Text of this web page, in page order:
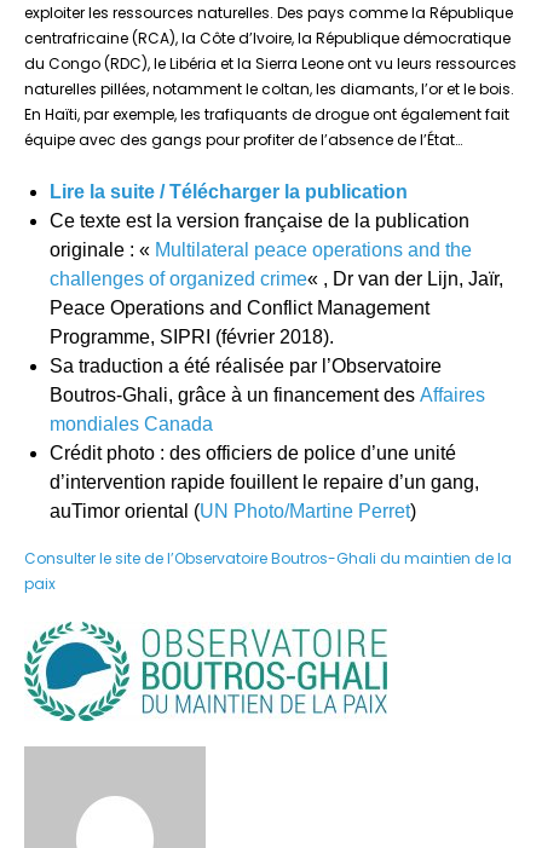
exploiter les ressources naturelles. Des pays comme la République
centrafricaine (RCA), la Côte d’Ivoire, la République démocratique
du Congo (RDC), le Libéria et la Sierra Leone ont vu leurs ressources
naturelles pillées, notamment le coltan, les diamants, l’or et le bois.
En Haïti, par exemple, les trafiquants de drogue ont également fait
équipe avec des gangs pour profiter de l’absence de l’État…
Lire la suite / Télécharger la publication
Ce texte est la version française de la publication
originale : « Multilateral peace operations and the
challenges of organized crime« , Dr van der Lijn, Jaïr,
Peace Operations and Conflict Management
Programme, SIPRI (février 2018).
Sa traduction a été réalisée par l’Observatoire
Boutros-Ghali, grâce à un financement des Affaires
mondiales Canada
Crédit photo : des officiers de police d’une unité
d’intervention rapide fouillent le repaire d’un gang,
auTimor oriental (UN Photo/Martine Perret)
Consulter le site de l’Observatoire Boutros-Ghali du maintien de la
paix